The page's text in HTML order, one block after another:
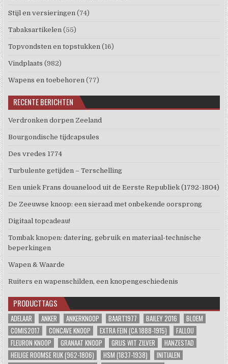
Stijl en versieringen (74)
Tabaksartikelen (55)
Topvondsten en topstukken (16)
Vindplaats (982)
Wapens en toebehoren (77)
RECENTE BERICHTEN
Verdronken dorpen Zeeland
Bourgondische tijdcapsules
Des vredes 1774
Turbulente getijden – Terschelling
Een uniek Frans douanelood uit de Eerste Republiek (1792-1804)
De Zeeuwse knoop: een sieraad met onbekende oorsprong
Digitaal topcadeau!
Tombak knopen: datering, gebruik en materiaal-technische
beperkingen
Wapen & Waarde
Ruiters en wapenschilden, een knopengeschiedenis
PRODUCTTAGS
ADELAAR ANKER ANKERKNOOP BAART1977 BAILEY 2016
BLOEM
COMIS2017
CONCAVE KNOOP EXTRA FEIN (CA 1888-1915)
FALLOU
FLEURON KNOOP
GRANAAT KNOOP GRIJS WIT ZILVER
HANZESTAD
HEILIGE ROOMSE RIJK (962-1806)
HSM (1837-1938)
INITIALEN